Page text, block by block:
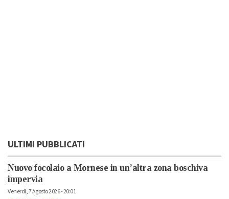
ULTIMI PUBBLICATI
Nuovo focolaio a Mornese in un’altra zona boschiva
impervia
Venerdì, 7 Agosto 2026 - 20:01